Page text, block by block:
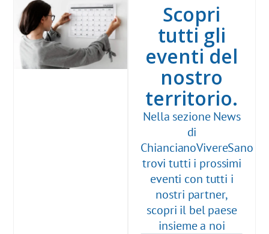
Scopri
tutti gli
eventi del
nostro
territorio.
Nella sezione News
di
ChiancianoVivereSano
trovi tutti i prossimi
eventi con tutti i
nostri partner,
scopri il bel paese
insieme a noi